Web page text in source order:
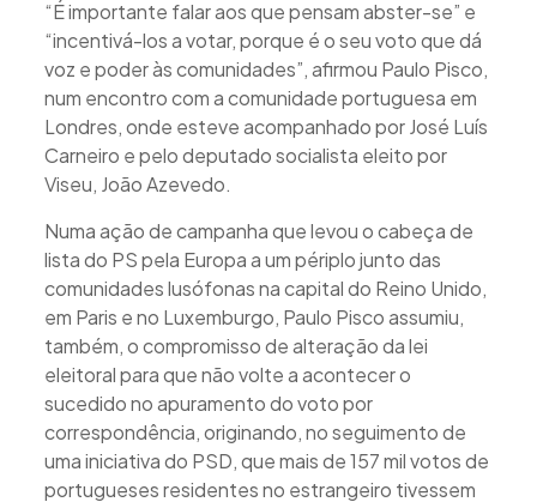
“É importante falar aos que pensam abster-se” e
“incentivá-los a votar, porque é o seu voto que dá
voz e poder às comunidades”, afirmou Paulo Pisco,
num encontro com a comunidade portuguesa em
Londres, onde esteve acompanhado por José Luís
Carneiro e pelo deputado socialista eleito por
Viseu, João Azevedo.
Numa ação de campanha que levou o cabeça de
lista do PS pela Europa a um périplo junto das
comunidades lusófonas na capital do Reino Unido,
em Paris e no Luxemburgo, Paulo Pisco assumiu,
também, o compromisso de alteração da lei
eleitoral para que não volte a acontecer o
sucedido no apuramento do voto por
correspondência, originando, no seguimento de
uma iniciativa do PSD, que mais de 157 mil votos de
portugueses residentes no estrangeiro tivessem